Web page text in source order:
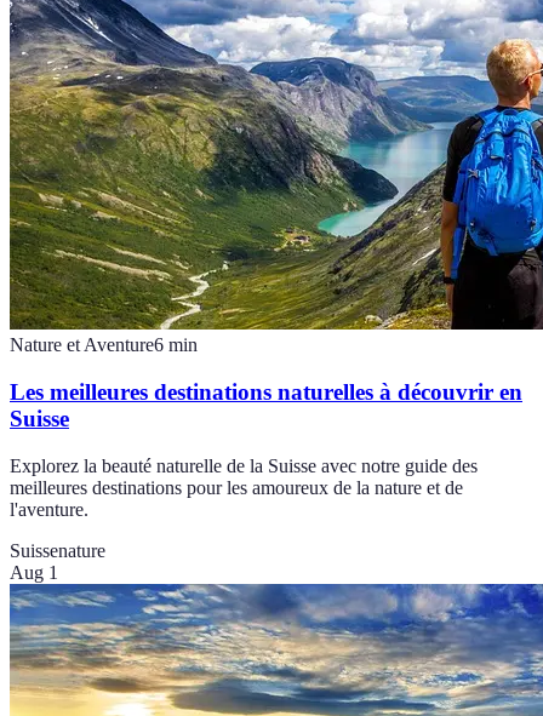
Nature et Aventure6 min
Les meilleures destinations naturelles à découvrir en
Suisse
Explorez la beauté naturelle de la Suisse avec notre guide des
meilleures destinations pour les amoureux de la nature et de
l'aventure.
Suissenature
Aug 1